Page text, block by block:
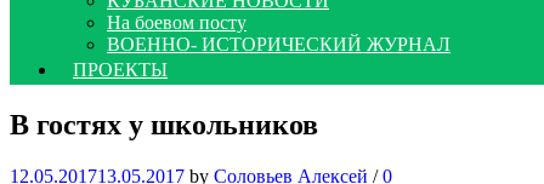
На боевом посту
ВОЕННО- ИСТОРИЧЕСКИЙ ЖУРНАЛ
ПРОЕКТЫ
В гостях у школьников
12.05.201713.05.2017 by Соловьев Алексей / 0